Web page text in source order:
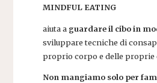
MINDFUL EATING
aiuta a guardare il cibo in
sviluppare tecniche di
proprio corpo e delle proprie
Non mangiamo solo per